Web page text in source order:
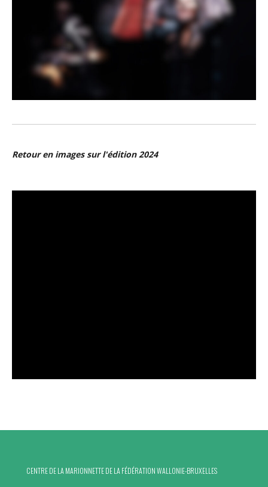
Retour en images sur l'édition 2024
CENTRE DE LA MARIONNETTE DE LA FÉDÉRATION WALLONIE-BRUXELLES